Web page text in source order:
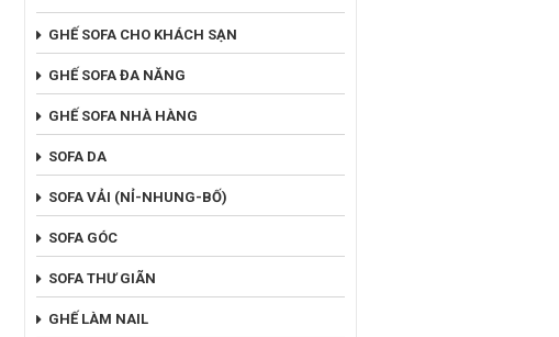
GHẾ SOFA CHO KHÁCH SẠN
GHẾ SOFA ĐA NĂNG
GHẾ SOFA NHÀ HÀNG
SOFA DA
SOFA VẢI (NỈ-NHUNG-BỐ)
SOFA GÓC
SOFA THƯ GIÃN
GHẾ LÀM NAIL